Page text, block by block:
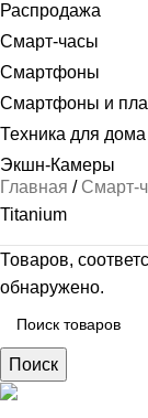
Распродажа
Смарт-часы
Смартфоны
Смартфоны и
Техника для дома
Экшн-Камеры
Главная Смарт-
Titanium
Товаров,
обнаружено.
Поиск